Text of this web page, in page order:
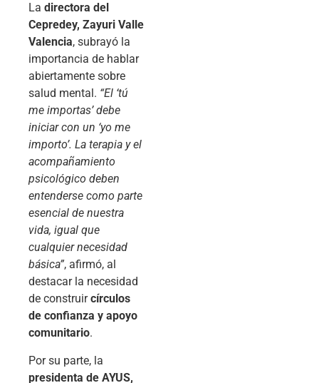
La directora del
Cepredey, Zayuri Valle
Valencia, subrayó la
importancia de hablar
abiertamente sobre
salud mental. “El ‘tú
me importas’ debe
iniciar con un ‘yo me
importo’. La terapia y el
acompañamiento
psicológico deben
entenderse como parte
esencial de nuestra
vida, igual que
cualquier necesidad
básica”, afirmó, al
destacar la necesidad
de construircírculos
de confianza y apoyo
comunitario.
Por su parte, la
presidenta de AYUS,